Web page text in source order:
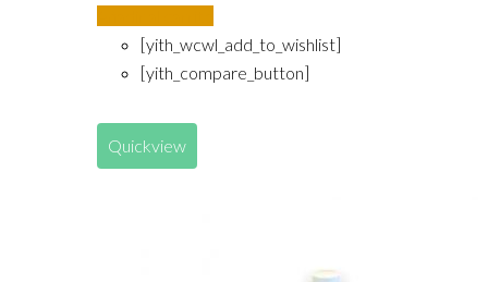
[yith_wcwl_add_to_wishlist]
[yith_compare_button]
Quickview